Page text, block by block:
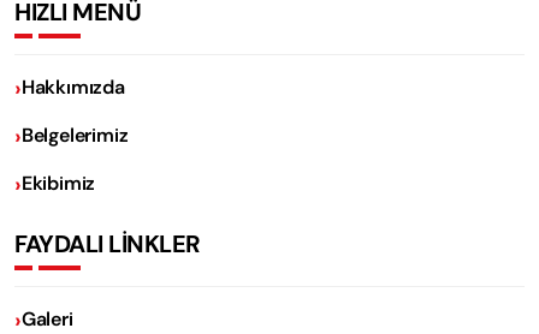
HIZLI MENÜ
Hakkımızda
Belgelerimiz
Ekibimiz
FAYDALI LİNKLER
Galeri